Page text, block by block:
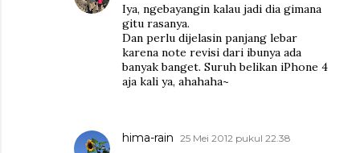
Iya, ngebayangin kalau jadi dia gimana
gitu rasanya.
Dan perlu dijelasin panjang lebar
karena note revisi dari ibunya ada
banyak banget. Suruh belikan iPhone 4
aja kali ya, ahahaha~
hima-rain 25 Mei 2012 pukul 22.38